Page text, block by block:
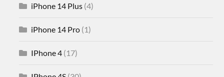
iPhone 14 Plus (4)
iPhone 14 Pro (1)
IPhone 4 (17)